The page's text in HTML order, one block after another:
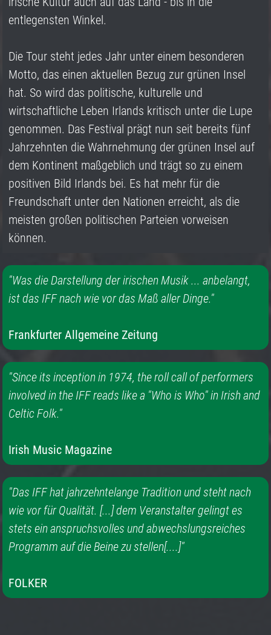
entlegensten Winkel.
Die Tour steht jedes Jahr unter einem besonderen
Motto, das einen aktuellen Bezug zur grünen Insel
hat. So wird das politische, kulturelle und
wirtschaftliche Leben Irlands kritisch unter die Lupe
genommen. Das Festival prägt nun seit bereits fünf
Jahrzehnten die Wahrnehmung der grünen Insel auf
dem Kontinent maßgeblich und trägt so zu einem
positiven Bild Irlands bei. Es hat mehr für die
Freundschaft unter den Nationen erreicht, als die
meisten großen politischen Parteien vorweisen
können.
"Was die Darstellung der irischen Musik ... anbelangt,
ist das IFF nach wie vor das Maß aller Dinge."
Frankfurter Allgemeine Zeitung
"Since its inception in 1974, the roll call of performers
involved in the IFF reads like a "Who is Who" in Irish and
Celtic Folk."
Irish Music Magazine
"Das IFF hat jahrzehntelange Tradition und steht nach
wie vor für Qualität. [...] dem Veranstalter gelingt es
stets ein anspruchsvolles und abwechslungsreiches
Programm auf die Beine zu stellen[....]"
FOLKER